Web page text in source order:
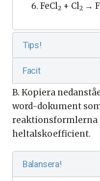
FeCl2 + Cl2 →
Tips!
Facit
B. Kopiera
word-dokument
reaktionsformlerna
heltalskoefficient.
Balansera!